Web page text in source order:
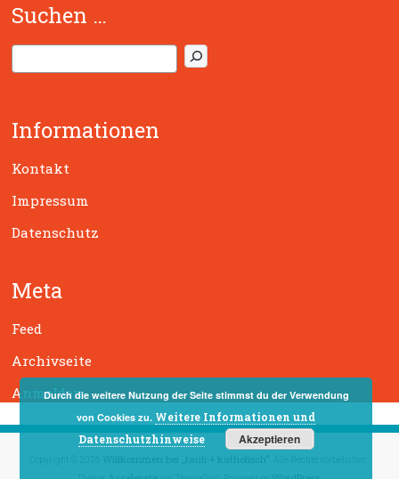
Suchen …
u
e
n
Informationen
Kontakt
Impressum
Datenschutz
Meta
Feed
Archivseite
Anmelden
Durch die weitere Nutzung der Seite stimmst du der Verwendung
von Cookies zu. Weitere Informationen und
Datenschutzhinweise
Akzeptieren